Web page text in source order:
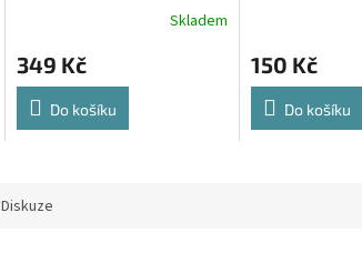
Skladem
349 Kč
Do košíku
150 Kč
Do košíku
Diskuze